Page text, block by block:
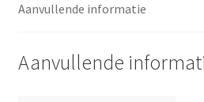
Aanvullende informatie
Aanvullende